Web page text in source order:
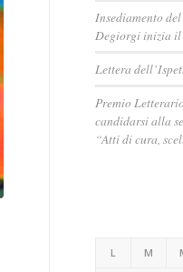
Insediamento
Degiorgi inizia il
Lettera
Premio
candidarsi alla
“Atti di cura,
L M